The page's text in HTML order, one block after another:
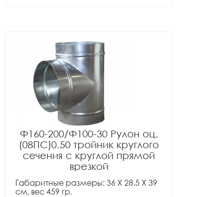
Ф160-200/Ф100-30 Рулон оц.
(08ПС)0.50 тройник круглого
сечения с круглой прямой
врезкой
Габаритные размеры: 36 X 28.5 X 39
см, вес 459 гр.